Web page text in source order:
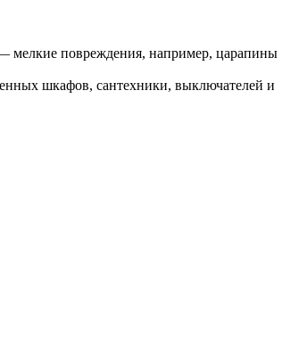
мелкие повреждения, например, царапины
шкафов, сантехники, выключателей и